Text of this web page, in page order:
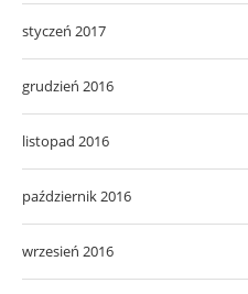
styczeń 2017
grudzień 2016
listopad 2016
październik 2016
wrzesień 2016